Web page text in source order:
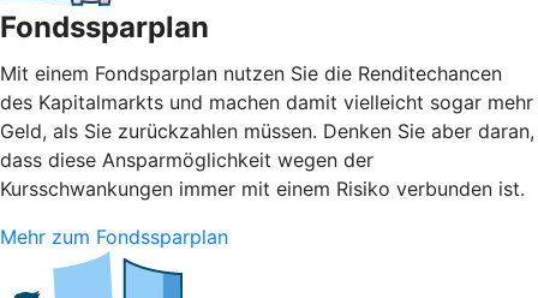
Fondssparplan
Mit einem Fondsparplan nutzen Sie die Renditechancen
des Kapitalmarkts und machen damit vielleicht sogar mehr
Geld, als Sie zurückzahlen müssen. Denken Sie aber daran,
dass diese Ansparmöglichkeit wegen der
Kursschwankungen immer mit einem Risiko verbunden ist.
Mehr zum Fondssparplan